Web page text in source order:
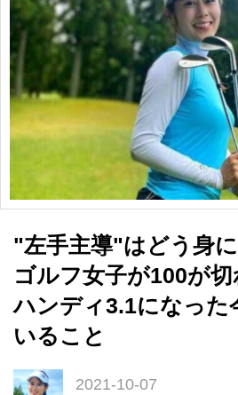
"左手主導"はどう身
ゴルフ女子が100が
ハンディ3.1になった
いること
2021-10-07